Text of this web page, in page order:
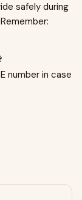
safely during
number in case